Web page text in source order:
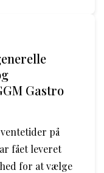
Gastro
på
fået leveret
for at vælge